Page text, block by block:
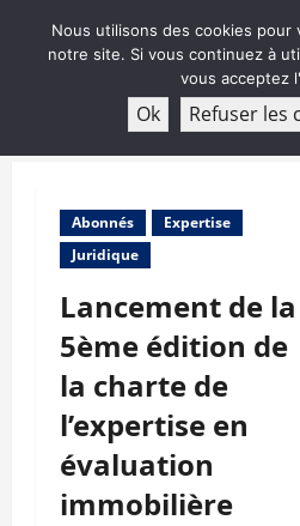
Abonnés
Expertise
Juridique
Lancement de la
5ème édition de
la charte de
l’expertise en
évaluation
immobilière
Nous utilisons des cookies pour
notre site. Si vous continuez à
vous acceptez
Ok Refuser les